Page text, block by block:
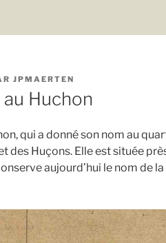
JPMAERTEN
Huchon
qui a donné son nom au
des Huçons. Elle est située
aujourd’hui le nom de